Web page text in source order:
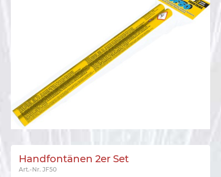
Handfontänen 2er Set
Art.-Nr.JF50